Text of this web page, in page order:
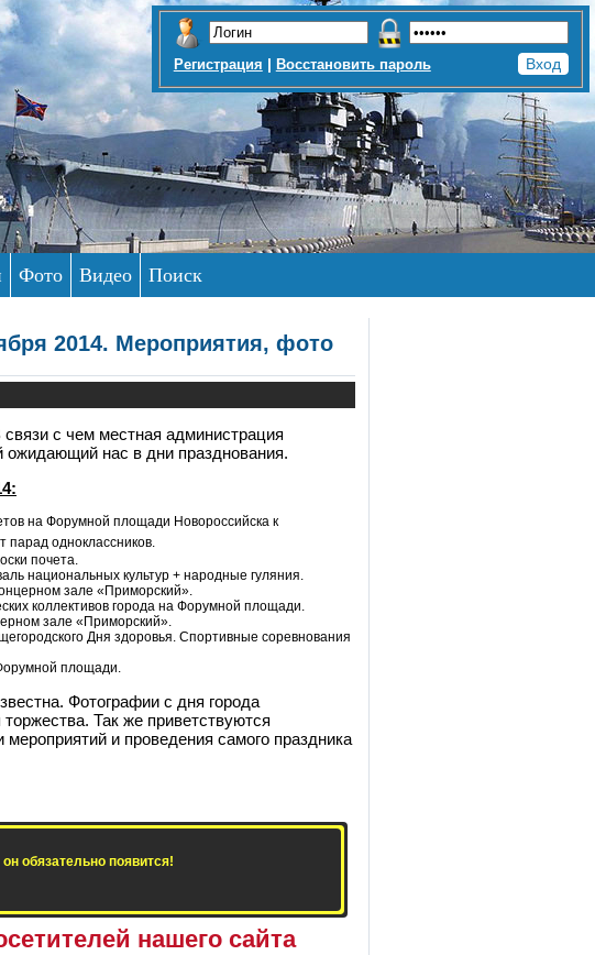
Регистрация | Восстановить пароль
Фото Видео Поиск
2014. Мероприятия, фото
связи с чем местная администрация
ожидающий нас в дни празднования.
на Форумной площади Новороссийска к
парад одноклассников.
почета.
национальных культур + народные гуляния.
зале «Приморский».
коллективов города на Форумной площади.
зале «Приморский».
Дня здоровья. Спортивные соревнования
площади.
Фотографии с дня города
Так же приветствуются
и проведения самого праздника
обязательно появится!
нашего сайта